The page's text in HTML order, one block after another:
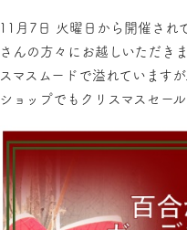
11月7日 火曜日から開催され
さんの方々にお越しいただき
スマスムードで溢れています
ショップでもクリスマスセー